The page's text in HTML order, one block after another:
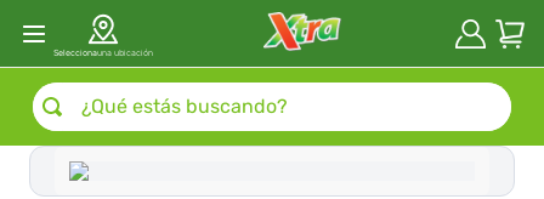
Seleccionauna ubicación
¿Qué estás buscando?